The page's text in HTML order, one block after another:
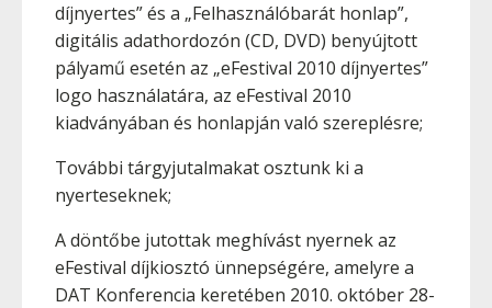
díjnyertes” és a „Felhasználóbarát honlap”,
digitális adathordozón (CD, DVD) benyújtott
pályamű esetén az „eFestival 2010 díjnyertes”
logo használatára, az eFestival 2010
kiadványában és honlapján való szereplésre;
További tárgyjutalmakat osztunk ki a
nyerteseknek;
A döntőbe jutottak meghívást nyernek az
eFestival díjkiosztó ünnepségére, amelyre a
DAT Konferencia keretében 2010. október 28-